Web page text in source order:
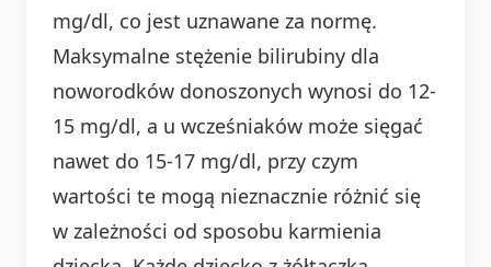
mg/dl, co jest uznawane za normę.
Maksymalne stężenie bilirubiny dla
noworodków donoszonych wynosi do 12-
15 mg/dl, a u wcześniaków może sięgać
nawet do 15-17 mg/dl, przy czym
wartości te mogą nieznacznie różnić się
w zależności od sposobu karmienia